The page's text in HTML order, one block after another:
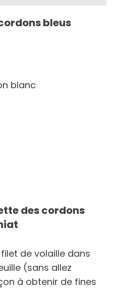
bleus
blanc
des cordons
de volaille dans
(sans allez
à obtenir de fines